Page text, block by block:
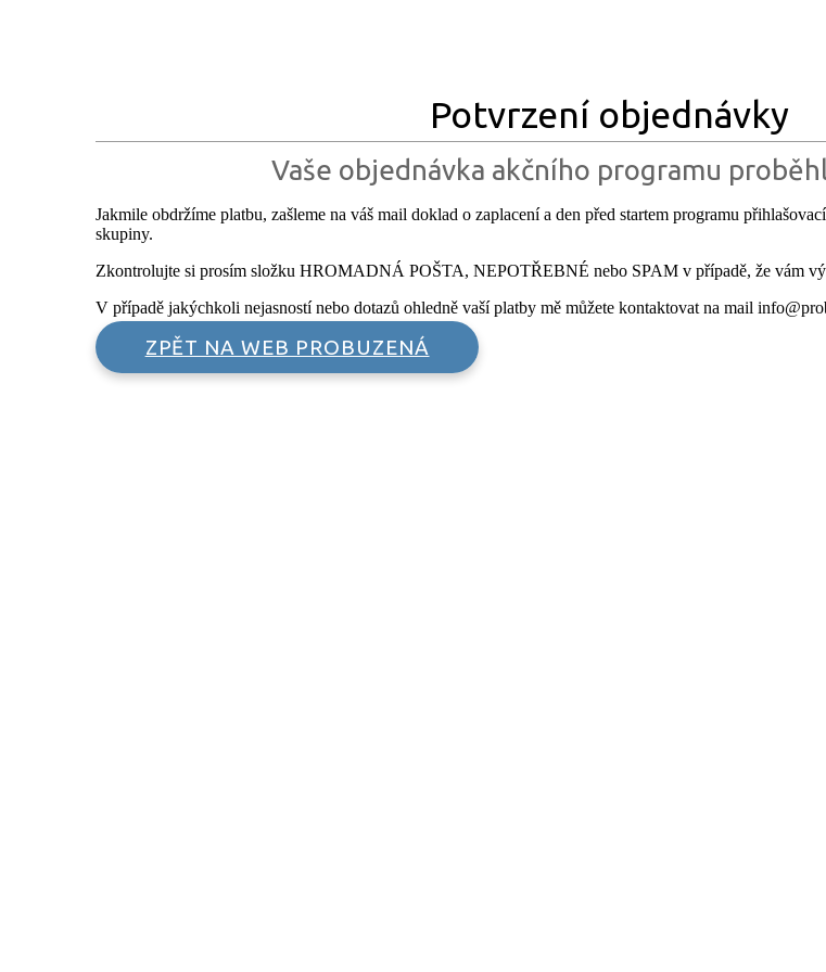
Potvrzení objednávky
Vaše objednávka akčního programu
Jakmile obdržíme platbu, zašleme na váš mail doklad o zaplacení a den před startem programu
skupiny.
Zkontrolujte si prosím složku HROMADNÁ POŠTA, NEPOTŘEBNÉ nebo SPAM v případě, že vám
V případě jakýchkoli nejasností nebo dotazů ohledně vaší platby mě můžete kontaktovat na mail
ZPĚT NA WEB PROBUZENÁ